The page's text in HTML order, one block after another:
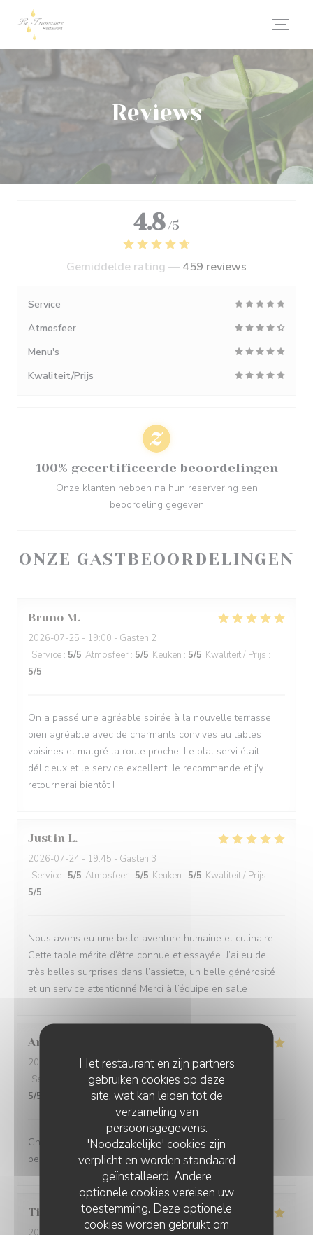
Cookies beheer paneel
Het restaurant en zijn partners
gebruiken cookies op deze
site, wat kan leiden tot de
verzameling van
persoonsgegevens.
'Noodzakelijke' cookies zijn
verplicht en worden standaard
geïnstalleerd. Andere
optionele cookies vereisen uw
toestemming. Deze optionele
cookies worden gebruikt om
Reviews
ONZE GASTBEOORDELINGEN
Bruno M
2026-07-25 - 19:00 - Gasten 2
Service : 5/5 Atmosfeer : 5/5 Keuken : 5/5 Kwaliteit / Prijs :
5/5
On a passé une agréable soirée à la nouvelle terrasse
bien agréable avec de charmants convives au tables
voisines et malgré la route proche. Le plat servi était
délicieux et le service excellent. Je recommande et j'y
retournerai bientôt !
Justin L
2026-07-24 - 19:45 - Gasten 3
Service : 5/5 Atmosfeer : 5/5 Keuken : 5/5 Kwaliteit / Prijs :
5/5
Nous avons eu une belle aventure humaine et culinaire.
Cette table mérite d’être connue et essayée. J’ai eu de
très belles surprises dans l’assiette, un belle générosité
et un service attentionné Merci à l’équipe en salle
Anaïs
2026-07-23 - 12:15 - Gasten 9
Service
Atmosfeer: 5 /5 Keuken :5/5 Kwaliteit / Prijs
5/5
Charmant restaurant niché à Lessines. Menu exquis et
personnel adorable, n'hésitez pas !
Tiphanie D
4.8 /5
Gemiddelde rating — 459 reviews
Service
Atmosfeer
Menu's
Kwaliteit/Prijs
100% gecertificeerde beoordelingen
Onze klanten hebben na hun reservering een
beoordeling gegeven